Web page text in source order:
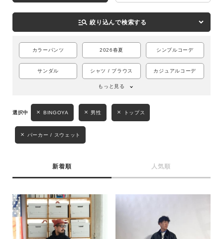
詳細検索
manage_search 絞り込んで検索する
カラーパンツ 2026春夏 シンプルコーデ
サンダル シャツ / ブラウス カジュアルコーデ
もっと見る
BINGOYA 男性 トップス
パーカー / スウェット
新着順 人気順